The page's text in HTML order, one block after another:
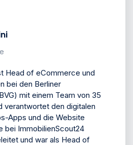
Head of eCommerce und
bei den Berliner
mit einem Team von 35
verantwortet den digitalen
Apps und die Website
bei ImmobilienScout24
und war als Head of